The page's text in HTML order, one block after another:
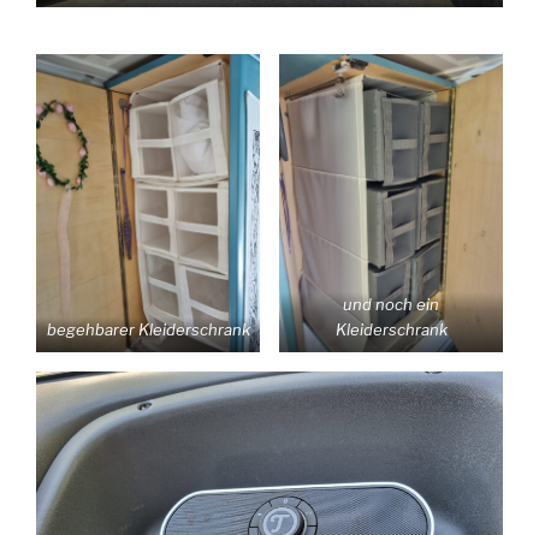
begehbarer Kleiderschrank
und noch ein
Kleiderschrank